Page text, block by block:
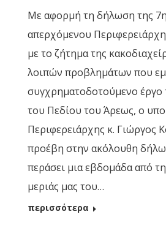
Με αφορμή τη δήλωση της
απερχόμενου Περιφερειάρχη
με το ζήτημα της
λοιπών προβλημάτων που
συγχρηματοδοτούμενο έργο
του Πεδίου του Άρεως, ο
Περιφερειάρχης κ. Γιώργος
προέβη στην ακόλουθη
περάσει μια εβδομάδα από
μεριάς μας του…
περισσότερα